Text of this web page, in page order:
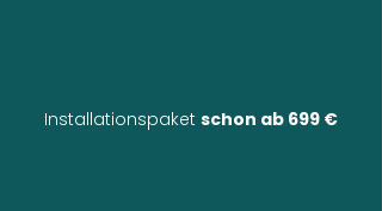
Installationspaket schon ab 699 €